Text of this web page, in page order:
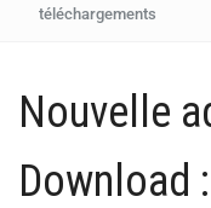
téléchargements
Nouvelle
Download